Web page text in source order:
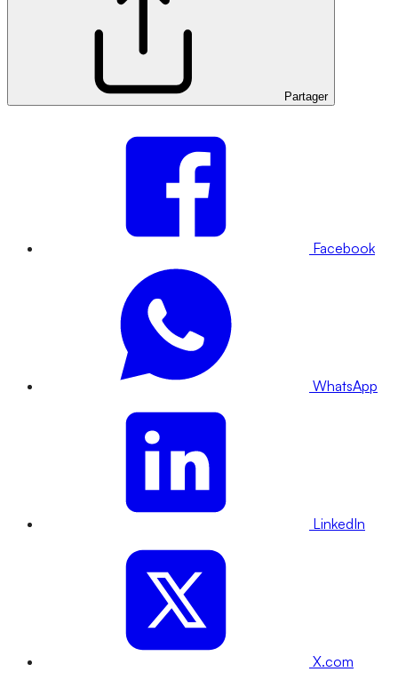
Partager
Facebook
WhatsApp
LinkedIn
X.com